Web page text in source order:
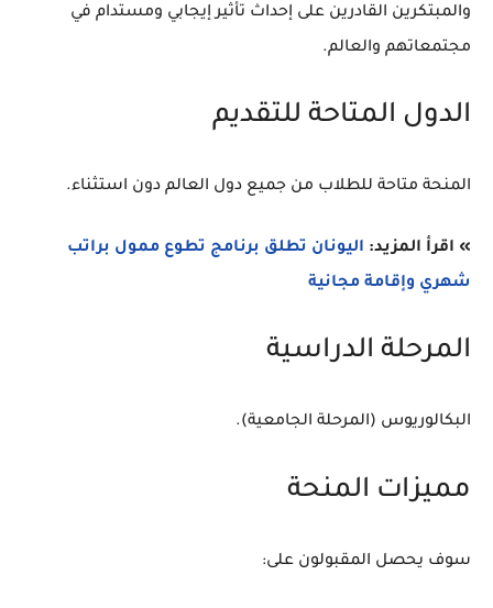
والمبتكرين القادرين على إحداث تأثير إيجابي ومستدام في
مجتمعاتهم والعالم.
الدول المتاحة للتقديم
المنحة متاحة للطلاب من جميع دول العالم دون استثناء.
» اقرأ المزيد: اليونان تطلق برنامج تطوع ممول براتب
شهري وإقامة مجانية
المرحلة الدراسية
البكالوريوس (المرحلة الجامعية).
مميزات المنحة
سوف يحصل المقبولون على: